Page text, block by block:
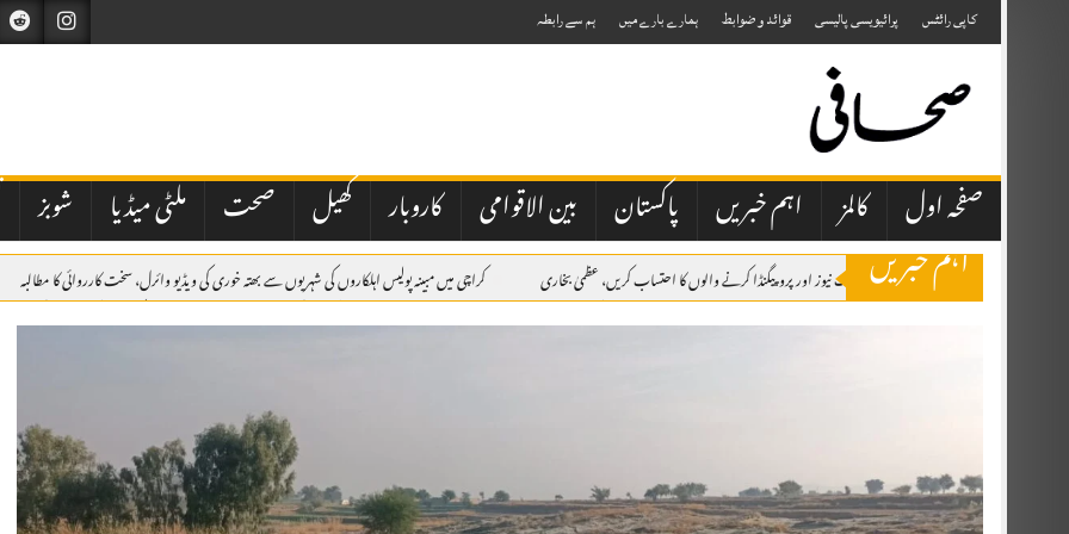
to
content
کاپی رائٹس پرائیویسی پالیسی قوائد و ضوابط ہمارے بارے میں ہم سے رابطہ
صفحہ اول کالمز اہم خبریں پاکستان بین الاقوامی کاروبار کھیل صحت ملٹی میڈیا شوبز
اہم خبریں
صحافتی تنظیمیں خود فیک نیوز اور پروپیگنڈا کرنے والوں کا احتساب کریں، عظمیٰ بخاری کراچی میں مبینہ پولیس اہلکاروں کی شہریوں سے بھتہ خوری کی ویڈیو وائرل، سخت کارروائی کا مطالبہ
ایران کے ہمسایہ ممالک نے دشمن عناصر کو اپنی سرزمین استعمال نہیں کرنے دی، صدر پزشکیان اسلام آباد: وفاقی حکومت کی جانب سے نیشنل بینک آف پاکستان کے نئے صدر کی تعیناتی